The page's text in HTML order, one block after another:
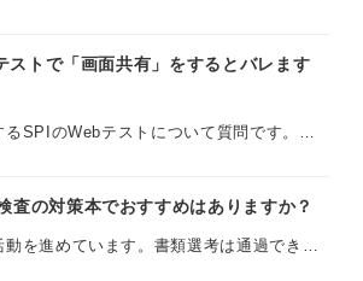
意識すべきポイントがあれば教えてくださ
」という意見もあれば、「嘘をつかず正直
っています。
就活生として最低限知っておくべきことや
かアドバイスをいただけないでしょう
に文章で答える形式ではないため、自分
評価されているのか、何が正解なのかがわ
葉が豊かな木」や「根がしっかり張って
うことはあるのでしょうか？
ストで「画面共有」をするとバレます
るSPIのWebテストについて質問です。友
しょうか。
査の対策本でおすすめはありますか？
を進めています。書類選考は通過できる